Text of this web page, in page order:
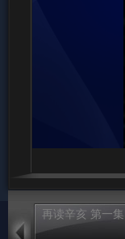
再读辛亥 第一集